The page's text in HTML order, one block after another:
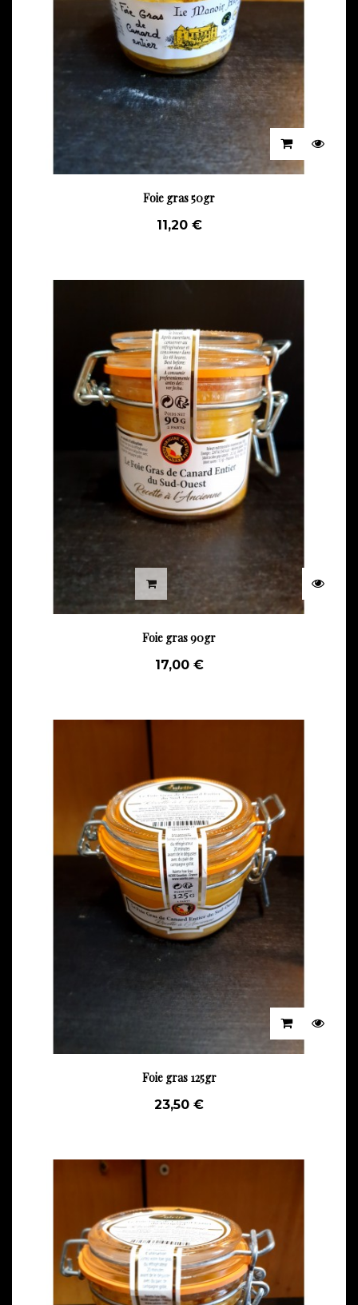
Foie gras 50gr
11,20 €
Foie gras 90gr
17,00 €
Foie gras 125gr
23,50 €